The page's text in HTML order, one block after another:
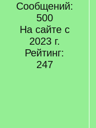
Сообщений:
500
На сайте с
2023 г.
Рейтинг:
247